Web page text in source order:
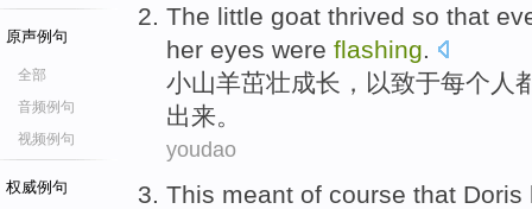
原声例句
全部
音频例句
视频例句
权威例句
The little goat thrived so that
her eyes were flashing.
小山羊茁壮成长，以致于每个人
出来。
youdao
This meant of course that Doris